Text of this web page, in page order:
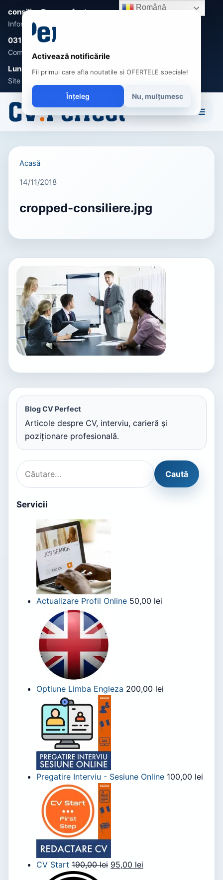
consilier@cv-perfect.ro
Informații și suport clienți
031-005 0470
Comenzi, întrebări și recomandări
Luni - Vineri 9:00 - 17:00
Site disponibil non-stop
☰
Acasă
14/11/2018
cropped-consiliere.jpg
Blog CV Perfect
Articole despre CV, interviu, carieră și
poziționare profesională.
Servicii
Actualizare Profil Online 50,00 lei
Optiune Limba Engleza 200,00 lei
Pregatire Interviu - Sesiune Online 100,00 lei
CV Start 190,00lei 95,00 lei
Română
Activează notificările
Fii primul care afla noutatile si OFERTELE speciale!
Înțeleg Nu, mulțumesc